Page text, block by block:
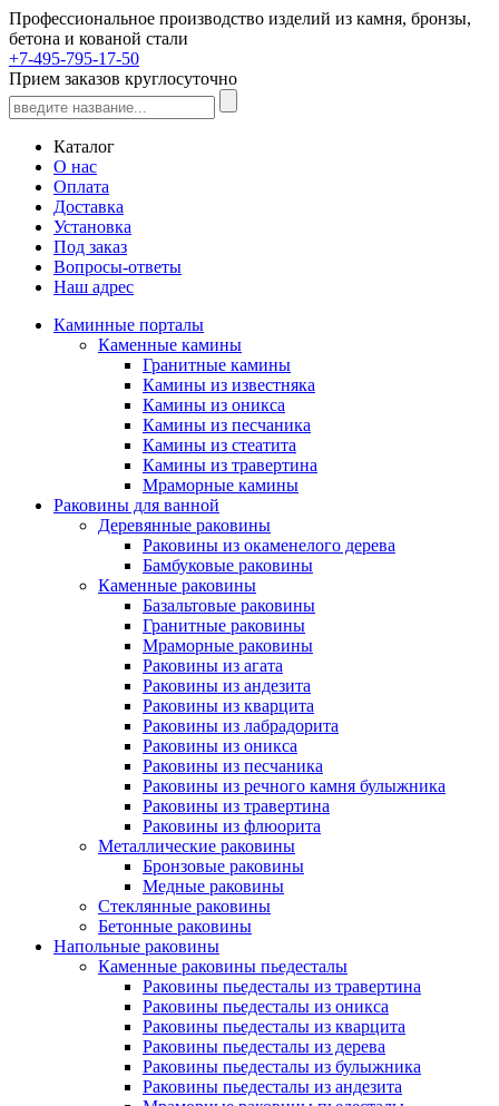
Профессиональное производство изделий из камня, бронзы,
бетона и кованой стали
+7-495-795-17-50
Прием заказов круглосуточно
Каталог
О нас
Оплата
Доставка
Установка
Под заказ
Вопросы-ответы
Наш адрес
Каминные порталы
Каменные камины
Гранитные камины
Камины из известняка
Камины из оникса
Камины из песчаника
Камины из стеатита
Камины из травертина
Мраморные камины
Раковины для ванной
Деревянные раковины
Раковины из окаменелого дерева
Бамбуковые раковины
Каменные раковины
Базальтовые раковины
Гранитные раковины
Мраморные раковины
Раковины из агата
Раковины из андезита
Раковины из кварцита
Раковины из лабрадорита
Раковины из оникса
Раковины из песчаника
Раковины из речного камня булыжника
Раковины из травертина
Раковины из флюорита
Металлические раковины
Бронзовые раковины
Медные раковины
Стеклянные раковины
Бетонные раковины
Напольные раковины
Каменные раковины пьедесталы
Раковины пьедесталы из травертина
Раковины пьедесталы из оникса
Раковины пьедесталы из кварцита
Раковины пьедесталы из дерева
Раковины пьедесталы из булыжника
Раковины пьедесталы из андезита